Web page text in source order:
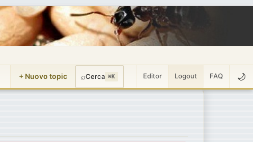
+ Nuovo topic ⌕Cerca ⌘K Editor Logout FAQ 🌙